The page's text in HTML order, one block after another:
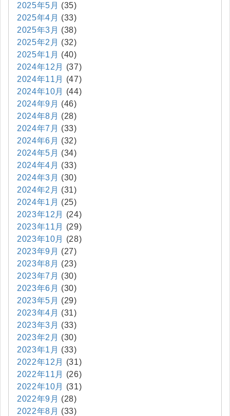
2025年5月 (35)
2025年4月 (33)
2025年3月 (38)
2025年2月 (32)
2025年1月 (40)
2024年12月
(37)
2024年11月
(47)
2024年10月
(44)
2024年9月 (46)
2024年8月 (28)
2024年7月 (33)
2024年6月 (32)
2024年5月 (34)
2024年4月 (33)
2024年3月 (30)
2024年2月 (31)
2024年1月 (25)
2023年12月
(24)
2023年11月
(29)
2023年10月
(28)
2023年9月 (27)
2023年8月 (23)
2023年7月 (30)
2023年6月 (30)
2023年5月 (29)
2023年4月 (31)
2023年3月 (33)
2023年2月 (30)
2023年1月 (33)
2022年12月
(31)
2022年11月
(26)
2022年10月
(31)
2022年9月 (28)
2022年8月 (33)